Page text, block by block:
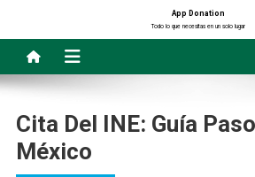
contenido
App Donation
Todo lo que necesitas en un solo lugar
Cita Del INE: Guía
México